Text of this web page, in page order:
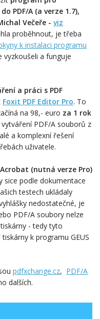
PDF/A (a verze 1.7),
Večeře - viz
proběhnout, je třeba
k instalaci programu
vyzkoušeli a funguje
a práci s PDF
Foxit PDF Editor Pro. To
na 98,- euro za 1 rok
vytváření PDF/A souborů z
a komplexní řešení
uživatele.
(nutná verze Pro)
sice podle dokumentace
testech ukládaly
nedostatečné, je
PDF/A soubory nelze
- tedy tyto
k programu GEUS
pdfxchange.cz, PDF/A
dalších.